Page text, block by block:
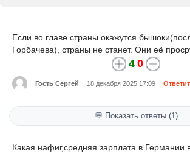
Если во главе страны окажутся
Горбачева), страны не станет. Они её
4 0
Гость Сергей 18 декабря 2025 17:09
💬 Показать ответы (1)
Какая нафиг,средняя зарплата в Германии